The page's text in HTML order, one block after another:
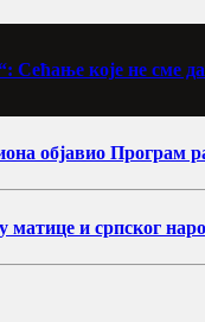
Сећање које не сме
објавио Програм
матице и српског